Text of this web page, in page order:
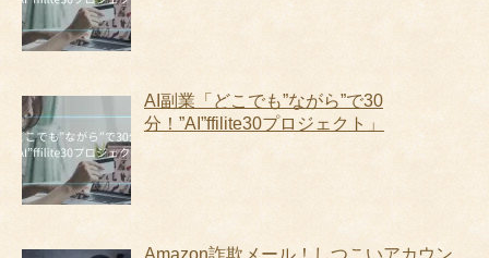
AI副業「どこでも”ながら”で30
分！”AI”ffilite30プロジェクト」
Amazon詐欺メール！しつこいアカウン